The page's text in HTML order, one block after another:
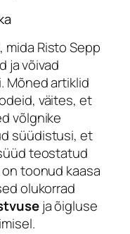
Risto Sepp
ja võivad
Mõned artiklid
väites, et
võlgnike
süüdistusi, et
teostatud
toonud kaasa
olukorrad
ja õigluse